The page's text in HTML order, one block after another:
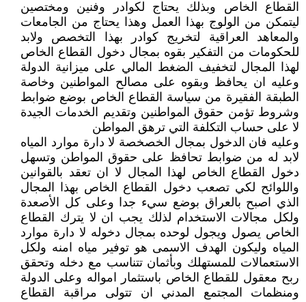
القطاع الخاص وبذلك يحتاج لكوادر وفنين ومختصين
ليتمكن من الولوج بهذا العمل وهذا يحتاج من الجامعات
والمعاهد العراقية لتخريج كوادر بهذا التخصص ولابد
للحكومات من التفكير بقوه بمجال دخول القطاع الخاص
لهذا المجال لتخفيف الضغط المالي على ميزانية الدولة
وعليه ان يحافظ وبقوه على مصالح المواطنين وخاصة
الطبقة الفقيرة من سياسة القطاع الخاص بوضع ضوابط
وشروط تؤمن حقوق المواطنين وتقديم الخدمات الجيدة
لا على حساب التكلفة التي ترهق المواطن
وعليه فان الدخول بمجال الخصخصة لا دارة موارد المياه
لابد له من ضوابط تحافظ على حقوق المواطن وتسهل
دخول القطاع الخاص لهذا المجال لا ان تعقد بالقوانين
واللوائح لكي تصعب دخول القطاع الخاص بهذا المجال
الذي اصبح بالعراق بوضع سيء جدا وعلى كل الأصعدة
ولكل مجالات الاستخدام لذلك يجب ان لا يترك القطاع
الخاص يصول ويجول لوحده بمجال دخوله لا دارة موارد
المياه وليكون الهدف الاسمى هو توفير مياه امنه ولكل
الاستعمالات للمستهلك وبأثمان تتناسب مع دخله وتحقق
ربح معقول للقطاع الخاص باستثمار امواله وعلى الدولة
ومنظمات المجتمع المدني ان تتولى مراقبة القطاع